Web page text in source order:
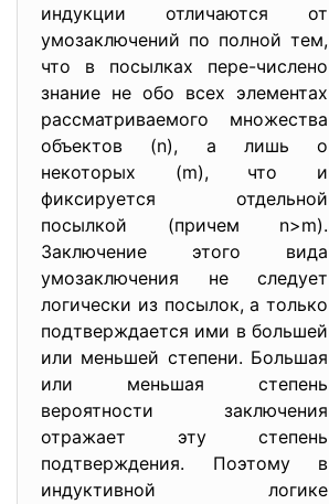
индукции отличаются от
умозаключений по полной тем,
что в посылках пере-числено
знание не обо всех элементах
рассматриваемого множества
объектов (n), а лишь о
некоторых (m), что и
фиксируется отдельной
посылкой (причем n>m).
Заключение этого вида
умозаключения не следует
логически из посылок, а только
подтверждается ими в большей
или меньшей степени. Большая
или меньшая степень
вероятности заключения
отражает эту степень
подтверждения. Поэтому в
индуктивной логике